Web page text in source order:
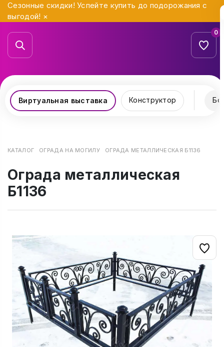
Сезонные скидки! Успейте купить до подорожания с
выгодой! ×
0
Виртуальная выставка Конструктор
КАТАЛОГ ОГРАДА НА МОГИЛУ ОГРАДА МЕТАЛЛИЧЕСКАЯ Б1136
Ограда металлическая
Б1136